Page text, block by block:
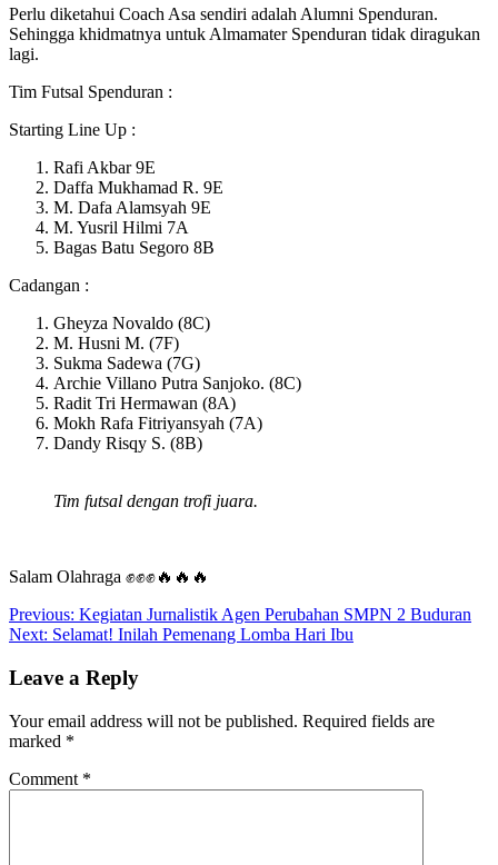
Perlu diketahui Coach Asa sendiri adalah Alumni Spenduran.
Sehingga khidmatnya untuk Almamater Spenduran tidak diragukan
lagi.
Tim Futsal Spenduran :
Starting Line Up :
Rafi Akbar 9E
Daffa Mukhamad R. 9E
M. Dafa Alamsyah 9E
M. Yusril Hilmi 7A
Bagas Batu Segoro 8B
Cadangan :
Gheyza Novaldo (8C)
M. Husni M. (7F)
Sukma Sadewa (7G)
Archie Villano Putra Sanjoko. (8C)
Radit Tri Hermawan (8A)
Mokh Rafa Fitriyansyah (7A)
Dandy Risqy S. (8B)
Tim futsal dengan trofi juara.
Salam Olahraga ✊✊✊🔥🔥🔥
Post
navigation
Previous: Kegiatan Jurnalistik Agen Perubahan SMPN 2 Buduran
Next: Selamat! Inilah Pemenang Lomba Hari Ibu
Leave a Reply
Your email address will not be published. Required fields are
marked *
Comment *